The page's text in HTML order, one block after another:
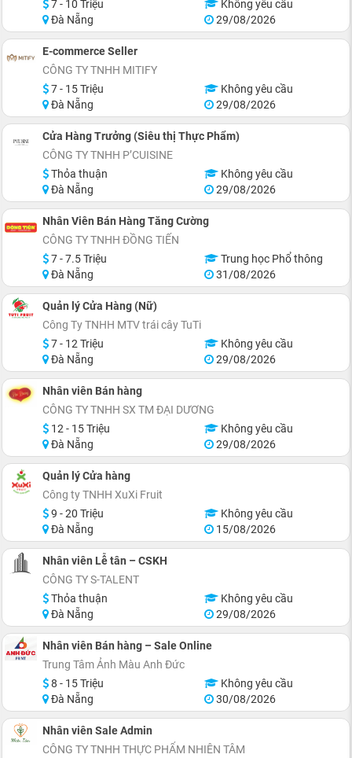
7 - 10 Triệu
Không yêu cầu
Đà Nẵng
29/08/2026
E-commerce Seller
CÔNG TY TNHH MITIFY
7 - 15 Triệu
Không yêu cầu
Đà Nẵng
29/08/2026
Cửa Hàng Trưởng (Siêu thị Thực Phẩm)
CÔNG TY TNHH P’CUISINE
Thỏa thuận
Không yêu cầu
Đà Nẵng
29/08/2026
Nhân Viên Bán Hàng Tăng Cường
CÔNG TY TNHH ĐỒNG TIẾN
7 - 7.5 Triệu
Trung học Phổ thông
Đà Nẵng
31/08/2026
Quản lý Cửa Hàng (Nữ)
Công Ty TNHH MTV trái cây TuTi
7 - 12 Triệu
Không yêu cầu
Đà Nẵng
29/08/2026
Nhân viên Bán hàng
CÔNG TY TNHH SX TM ĐẠI DƯƠNG
12 - 15 Triệu
Không yêu cầu
Đà Nẵng
29/08/2026
Quản lý Cửa hàng
Công ty TNHH XuXi Fruit
9 - 20 Triệu
Không yêu cầu
Đà Nẵng
15/08/2026
Nhân viên Lễ tân – CSKH
CÔNG TY S-TALENT
Thỏa thuận
Không yêu cầu
Đà Nẵng
29/08/2026
Nhân viên Bán hàng – Sale Online
Trung Tâm Ảnh Màu Anh Đức
8 - 15 Triệu
Không yêu cầu
Đà Nẵng
30/08/2026
Nhân viên Sale Admin
CÔNG TY TNHH THỰC PHẨM NHIÊN TÂM